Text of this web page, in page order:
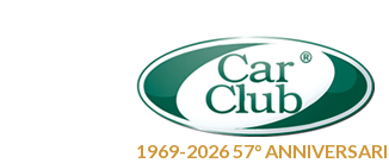
1969-2026 57°